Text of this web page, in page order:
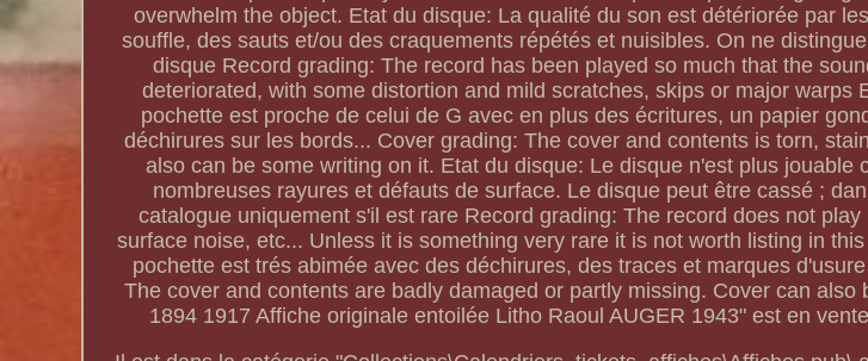
overwhelm the object. Etat du disque: La qualité du son est détériorée par
souffle, des sauts et/ou des craquements répétés et nuisibles. On ne
disque Record grading: The record has been played so much that the
deteriorated, with some distortion and mild scratches, skips or major warps
pochette est proche de celui de G avec en plus des écritures, un papier
déchirures sur les bords... Cover grading: The cover and contents is torn,
also can be some writing on it. Etat du disque: Le disque n'est plus jouable
nombreuses rayures et défauts de surface. Le disque peut être cassé ;
catalogue uniquement s'il est rare Record grading: The record does not
surface noise, etc... Unless it is something very rare it is not worth listing in
pochette est trés abimée avec des déchirures, des traces et marques
The cover and contents are badly damaged or partly missing. Cover can also
1894 1917 Affiche originale entoilée Litho Raoul AUGER 1943" est en